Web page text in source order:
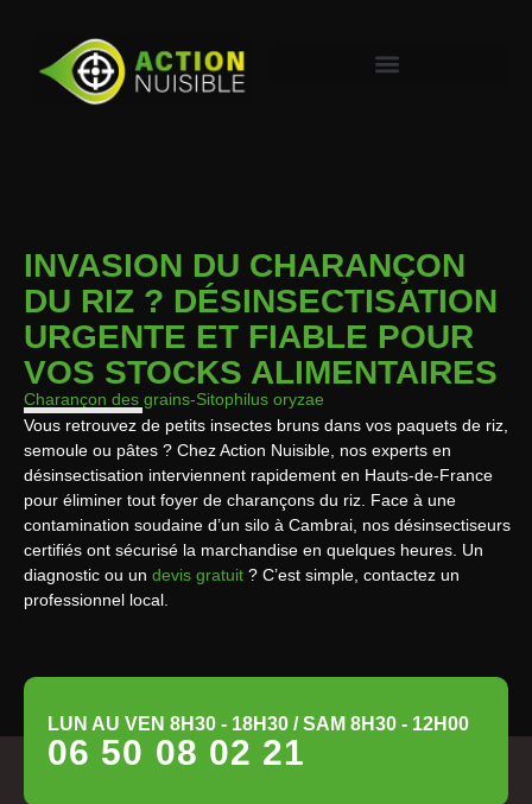
INVASION DU CHARANÇON
DU RIZ ? DÉSINSECTISATION
URGENTE ET FIABLE POUR
VOS STOCKS ALIMENTAIRES
Charançon des grains-Sitophilus oryzae
Vous retrouvez de petits insectes bruns dans vos paquets de riz,
semoule ou pâtes ? Chez Action Nuisible, nos experts en
désinsectisation interviennent rapidement en Hauts-de-France
pour éliminer tout foyer de charançons du riz. Face à une
contamination soudaine d’un silo à Cambrai, nos désinsectiseurs
certifiés ont sécurisé la marchandise en quelques heures. Un
diagnostic ou un devis gratuit ? C’est simple, contactez un
professionnel local.
LUN AU VEN 8H30 - 18H30 / SAM 8H30 - 12H00
06 50 08 02 21